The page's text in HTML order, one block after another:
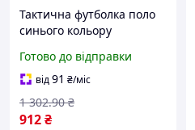
Тактична футболка поло
синього кольору
поліції та патрульних
службовців поліції стор1
Готово до відправки
від91 ₴/міс
912₴
1 302.90 ₴